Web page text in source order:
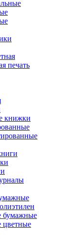
печать
книжки
бумажные
цветные